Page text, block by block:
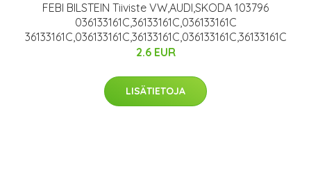
FEBI BILSTEIN Tiiviste VW,AUDI,SKODA 103796
036133161C,36133161C,036133161C
36133161C,036133161C,36133161C,036133161C,36133161C
2.6 EUR
LISÄTIETOJA